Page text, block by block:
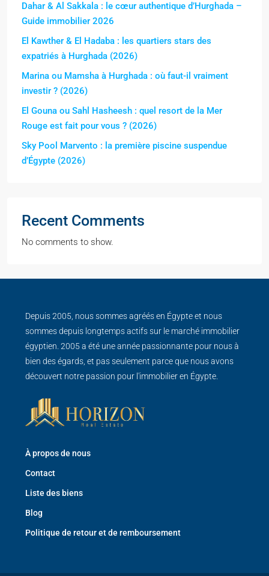
Dahar & Al Sakkala : le cœur authentique d’Hurghada –
Guide immobilier 2026
El Kawther & El Hadaba : les quartiers stars des
expatriés à Hurghada (2026)
Marina ou Mamsha à Hurghada : où faut-il vraiment
investir ? (2026)
El Gouna ou Sahl Hasheesh : quel resort de la Mer
Rouge est fait pour vous ? (2026)
Sky Pool Marvento : la première piscine suspendue
d’Égypte (2026)
Recent Comments
No comments to show.
Depuis 2005, nous sommes agréés en Égypte et nous
sommes depuis longtemps actifs sur le marché immobilier
égyptien. 2005 a été une année passionnante pour nous à
bien des égards, et pas seulement parce que nous avons
découvert notre passion pour l'immobilier en Égypte.
À propos de nous
Contact
Liste des biens
Blog
Politique de retour et de remboursement